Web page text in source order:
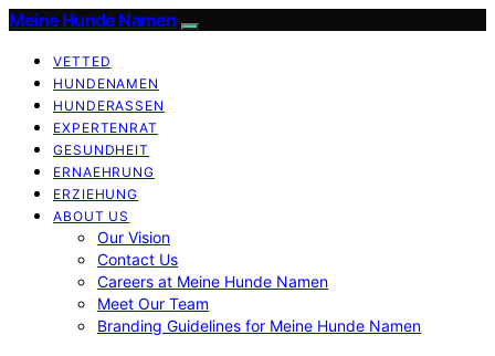
Meine Hunde Namen
VETTED
HUNDENAMEN
HUNDERASSEN
EXPERTENRAT
GESUNDHEIT
ERNAEHRUNG
ERZIEHUNG
ABOUT US
Our Vision
Contact Us
Careers at Meine Hunde Namen
Meet Our Team
Branding Guidelines for Meine Hunde Namen